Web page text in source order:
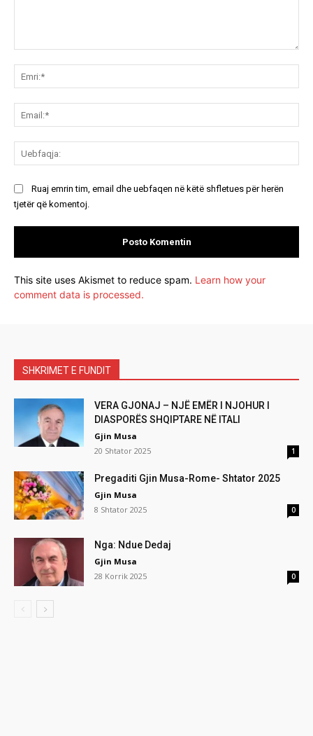
Ruaj emrin tim, email dhe uebfaqen në këtë shfletues për herën
tjetër që komentoj.
This site uses Akismet to reduce spam. Learn how your
comment data is processed.
SHKRIMET E FUNDIT
VERA GJONAJ – NJË EMËR I NJOHUR I
DIASPORËS SHQIPTARE NË ITALI
Gjin Musa
20 Shtator 2025
1
Pregaditi Gjin Musa-Rome- Shtator 2025
Gjin Musa
8 Shtator 2025
0
Nga: Ndue Dedaj
Gjin Musa
28 Korrik 2025
0